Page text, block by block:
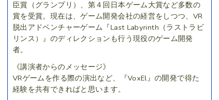
臣賞（グランプリ）、第４回日本ゲーム大賞など多数の
賞を受賞。現在は、ゲーム開発会社の経営をしつつ、VR
脱出アドベンチャーゲーム『Last Labyrinth（ラストラビ
リンス）』のディレクションも行う現役のゲーム開発
者。
《講演者からのメッセージ》
VRゲームを作る際の演出など、『VoxEl』の開発で得た
経験を共有できればと思います。